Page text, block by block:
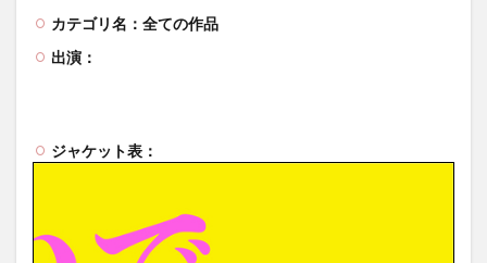
カテゴリ名：全ての作品
出演：
ジャケット表：